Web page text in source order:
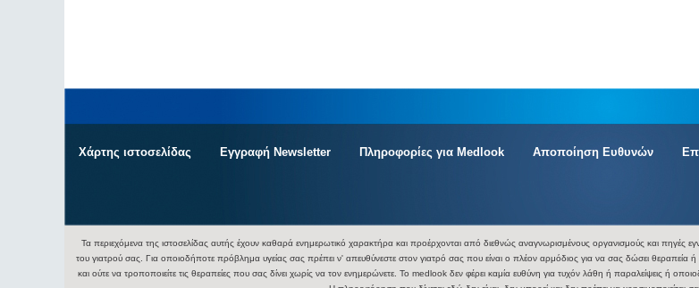
Χάρτης ιστοσελίδας Εγγραφή Newsletter Πληροφορίες για Medlook Αποποίηση Ευθυνών
Τα περιεχόμενα της ιστοσελίδας αυτής έχουν καθαρά ενημερωτικό χαρακτήρα και προέρχονται από διεθνώς αναγνωρισμένους οργανισμούς και πηγές
του γιατρού σας. Για οποιοδήποτε πρόβλημα υγείας σας πρέπει ν' απευθύνεστε στον γιατρό σας που είναι ο πλέον αρμόδιος για να σας δώσει
και ούτε να τροποποιείτε τις θεραπείες που σας δίνει χωρίς να τον ενημερώνετε. Το medlook δεν φέρει καμία ευθύνη για τυχόν λάθη ή παραλείψεις ή